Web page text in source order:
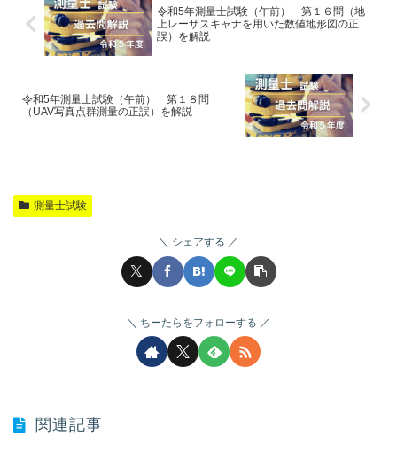
令和5年測量士試験（午前） 第１６問（地
上レーザスキャナを用いた数値地形図の正
誤）を解説
令和5年測量士試験（午前） 第１８問
（UAV写真点群測量の正誤）を解説
測量士試験
シェアする
ちーたらをフォローする
関連記事